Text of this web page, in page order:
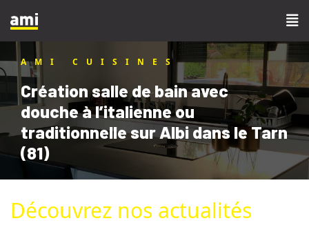
AMI CUISINES
Création salle de bain avec
douche à l’italienne ou
traditionnelle sur Albi dans le Tarn
(81)
Découvrez nos actualités